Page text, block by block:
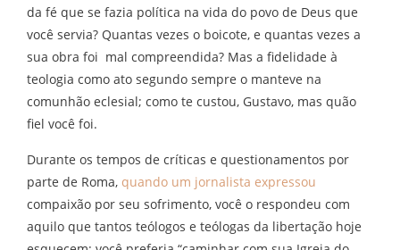
da fé que se fazia política na vida do povo de Deus que
você servia? Quantas vezes o boicote, e quantas vezes a
sua obra foi mal compreendida? Mas a fidelidade à
teologia como ato segundo sempre o manteve na
comunhão eclesial; como te custou, Gustavo, mas quão
fiel você foi.
Durante os tempos de críticas e questionamentos por
parte de Roma, quando um jornalista expressou
compaixão por seu sofrimento, você o respondeu com
aquilo que tantos teólogos e teólogas da libertação hoje